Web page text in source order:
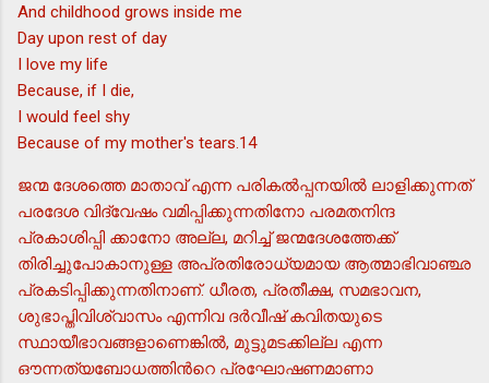
And childhood grows inside me
Day upon rest of day
I love my life
Because, if I die,
I would feel shy
Because of my mother's tears.14
ജന്മ ദേശത്തെ മാതാവ് എന്ന പരികല്‍പ്പനയില്‍ ലാളിക്കുന്നത്
പരദേശ വിദ്വേഷം വമിപ്പിക്കുന്നതിനോ പരമതനിന്ദ
പ്രകാശിപ്പി ക്കാനോ അല്ല, മറിച്ച് ജന്മദേശത്തേക്ക്
തിരിച്ചുപോകാനുള്ള അപ്രതിരോധ്യമായ ആത്മാഭിവാഞ്ഛ
പ്രകടിപ്പിക്കുന്നതിനാണ്. ധീരത, പ്രതീക്ഷ, സമഭാവന,
ശുഭാപ്തിവിശ്വാസം എന്നിവ ദര്‍വീഷ് കവിതയുടെ
സ്ഥായീഭാവങ്ങളാണെങ്കില്‍, മുട്ടുമടക്കില്ല എന്ന
ഔന്നത്യബോധത്തിന്‍റെ പ്രഘോഷണമാണാ